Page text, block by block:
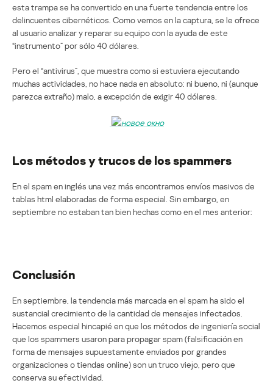
esta trampa se ha convertido en una fuerte tendencia entre los
delincuentes cibernéticos. Como vemos en la captura, se le ofrece
al usuario analizar y reparar su equipo con la ayuda de este
“instrumento” por sólo 40 dólares.
Pero el “antivirus”, que muestra como si estuviera ejecutando
muchas actividades, no hace nada en absoluto: ni bueno, ni (aunque
parezca extraño) malo, a excepción de exigir 40 dólares.
Los métodos y trucos de los spammers
En el spam en inglés una vez más encontramos envíos masivos de
tablas html elaboradas de forma especial. Sin embargo, en
septiembre no estaban tan bien hechas como en el mes anterior:
Conclusión
En septiembre, la tendencia más marcada en el spam ha sido el
sustancial crecimiento de la cantidad de mensajes infectados.
Hacemos especial hincapié en que los métodos de ingeniería social
que los spammers usaron para propagar spam (falsificación en
forma de mensajes supuestamente enviados por grandes
organizaciones o tiendas online) son un truco viejo, pero que
conserva su efectividad.